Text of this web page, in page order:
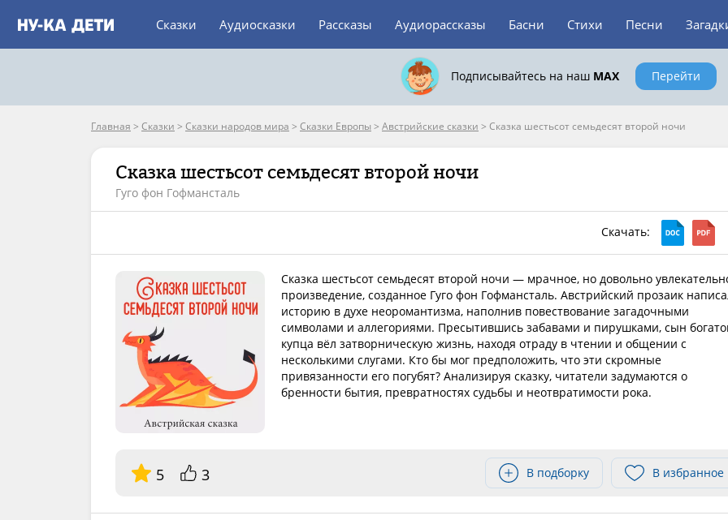
Сказки Аудиосказки Рассказы Аудиорассказы Басни Стихи Песни
Подписывайтесь на наш MAX Перейти
Главная > Сказки > Сказки народов мира > Сказки Европы > Австрийские сказки > Сказка шестьсот семьдесят второй ночи
Сказка шестьсот семьдесят второй ночи
Гуго фон Гофмансталь
Скачать:
Сказка шестьсот семьдесят второй ночи — мрачное, но довольно
произведение, созданное Гуго фон Гофмансталь. Австрийский прозаик
историю в духе неоромантизма, наполнив повествование загадочными
символами и аллегориями. Пресытившись забавами и пирушками, сын
купца вёл затворническую жизнь, находя отраду в чтении и общении с
несколькими слугами. Кто бы мог предположить, что эти скромные
привязанности его погубят? Анализируя сказку, читатели задумаются о
бренности бытия, превратностях судьбы и неотвратимости рока.
5 3 В подборку В избранное